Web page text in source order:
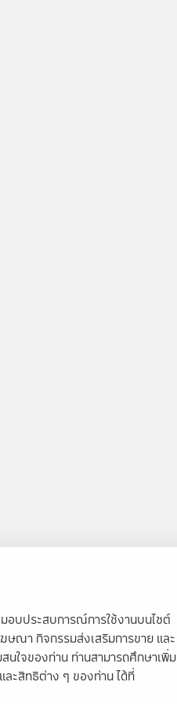
มอบประสบการณ์การใช้งานบนไซต์
ฆษณา กิจกรรมส่งเสริมการขาย และ
ใจของท่าน ท่านสามารถศึกษาเพิ่ม
ะสิทธิต่าง ๆ ของท่าน ได้ที่